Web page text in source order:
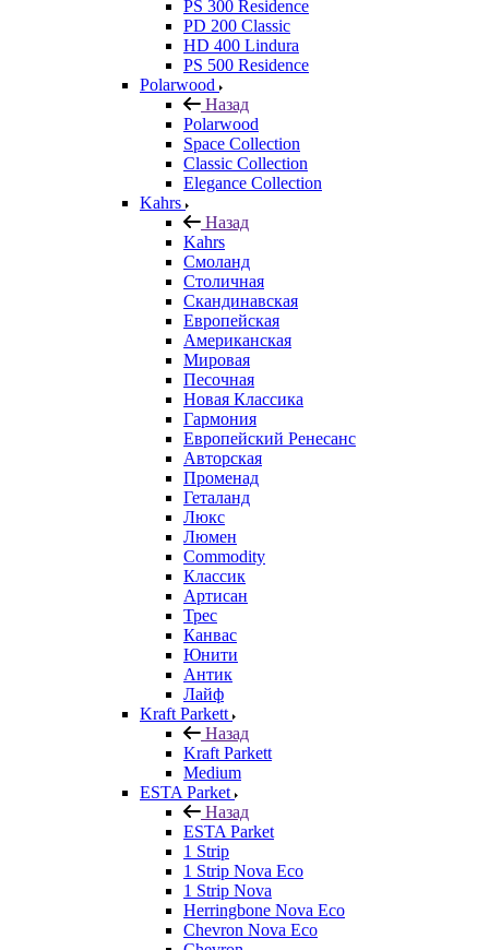
PS 300 Residence
PD 200 Classic
HD 400 Lindura
PS 500 Residence
Polarwood
Назад
Polarwood
Space Collection
Classic Collection
Elegance Collection
Kahrs
Назад
Kahrs
Смоланд
Столичная
Скандинавская
Европейская
Американская
Мировая
Песочная
Новая Классика
Гармония
Европейский Ренесанс
Авторская
Променад
Геталанд
Люкс
Люмен
Commodity
Классик
Артисан
Трес
Канвас
Юнити
Антик
Лайф
Kraft Parkett
Назад
Kraft Parkett
Medium
ESTA Parket
Назад
ESTA Parket
1 Strip
1 Strip Nova Eco
1 Strip Nova
Herringbone Nova Eco
Chevron Nova Eco